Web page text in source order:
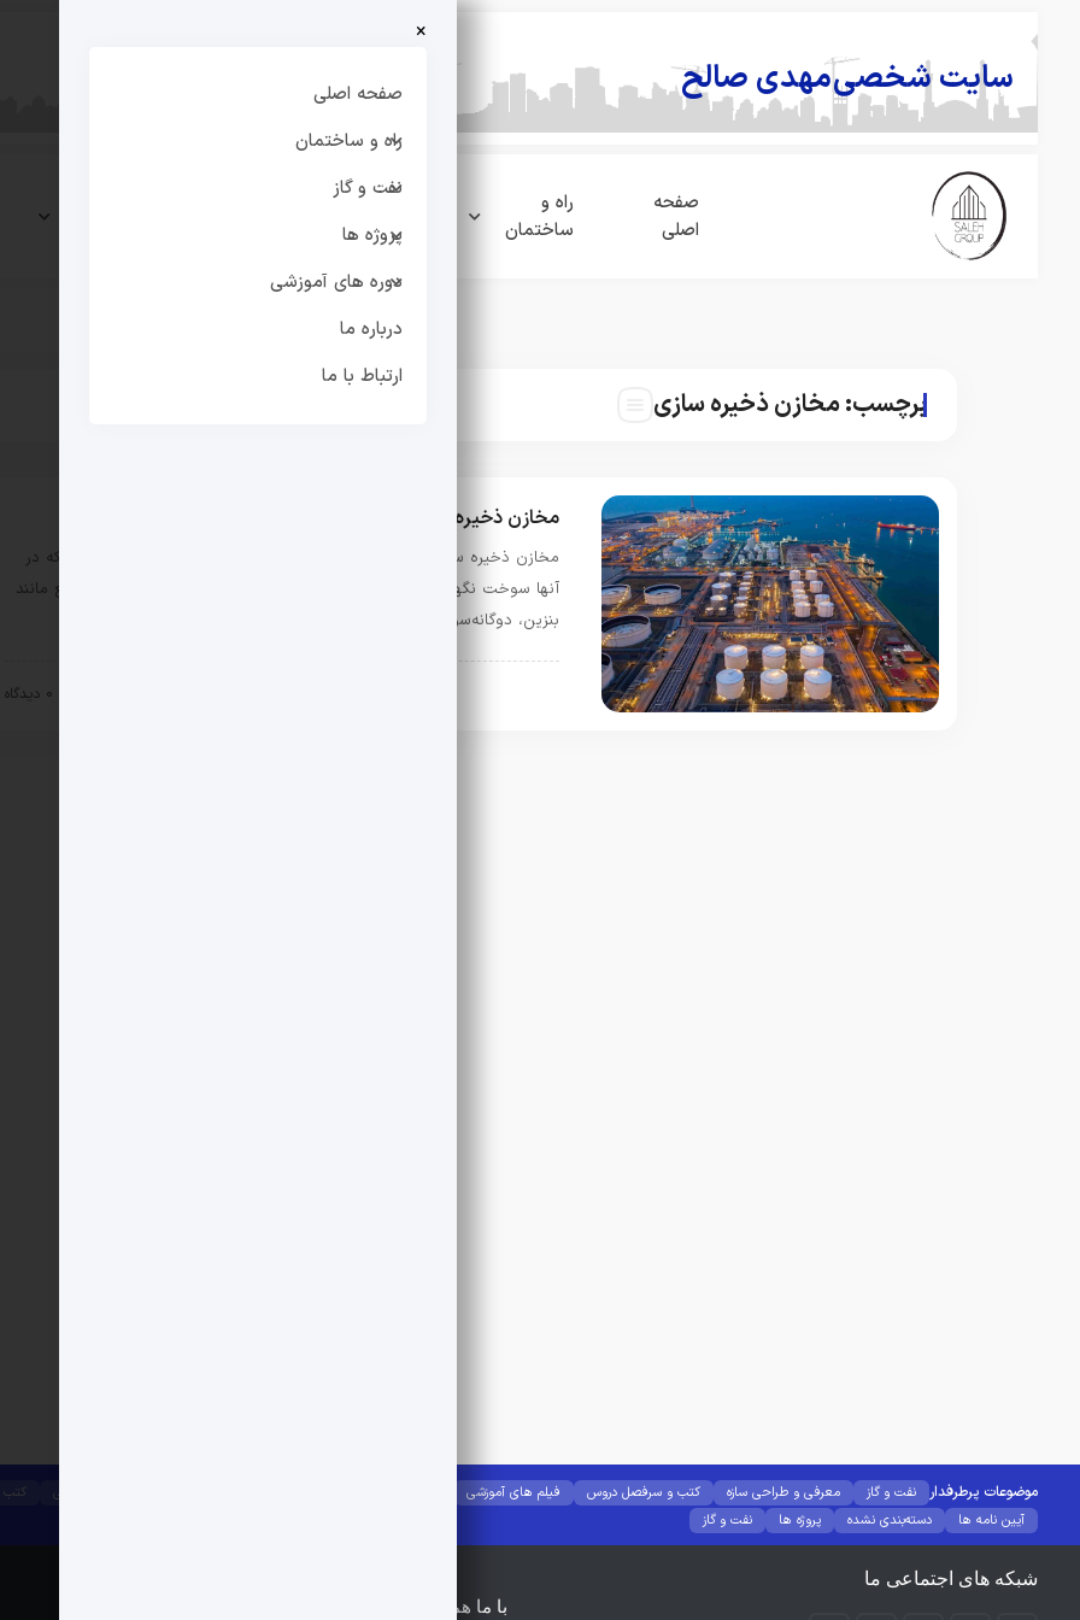
سایت شخصیمهدی صالح
صفحه
اصلی
راه و
ساختمان
گاز
×
صفحه اصلی
راه و ساختمان
نفت و گاز
پروژه ها
دوره های آموزشی
درباره ما
ارتباط با ما
برچسب:مخازن ذخیره سازی
مخازن ذخیره سازی
مخازن ذخیره سازی سوخت (Fuel Storage Tanks) عبارتند از محفظه‌هایی که در
آنها سوخت نگهداری می‌شود. این مخازن برای ذخیره‌سازی سوخت‌های مایع مانند
بنزین، دوگانه‌سوز و پالایشگاه‌ها استفاده می‌شوند. این مخازن به …
0 دیدگاه
موضوعات پرطرفدار نفت و گاز معرفی و طراحی سازه کتب و سرفصل دروس فیلم های آموزشی مصالح ساختمانی
آیین نامه ها
دسته‌بندی نشده پروژه ها نفت و گاز
شبکه های اجتماعی ما
با ما همراه باشید